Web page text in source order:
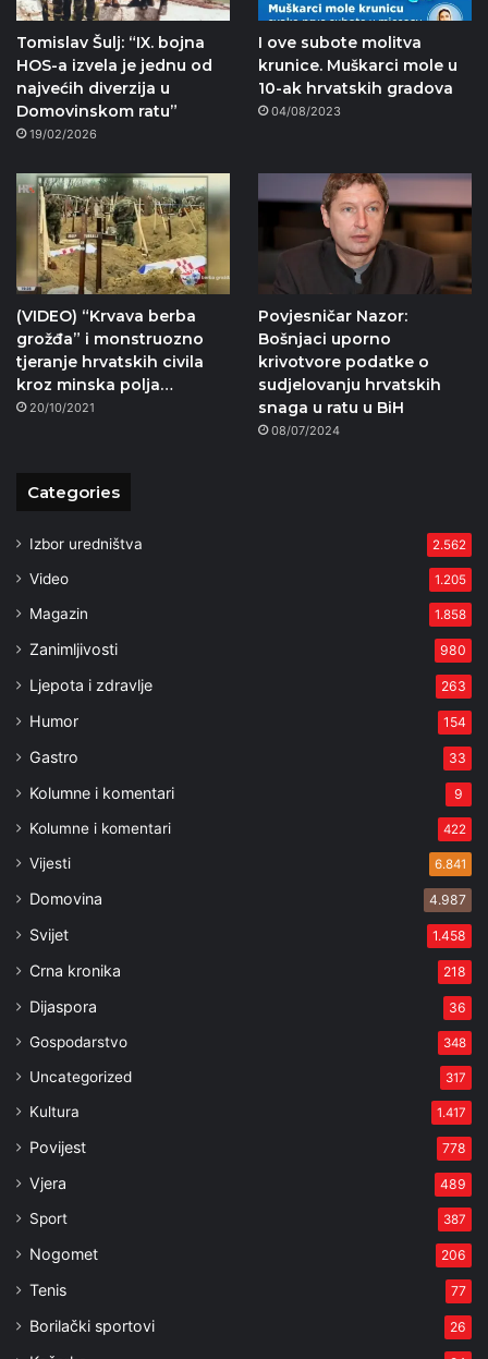
Tomislav Šulj: “IX. bojna
HOS-a izvela je jednu od
najvećih diverzija u
Domovinskom ratu”
19/02/2026
I ove subote molitva
krunice. Muškarci mole u
10-ak hrvatskih gradova
04/08/2023
(VIDEO) “Krvava berba
grožđa” i monstruozno
tjeranje hrvatskih civila
kroz minska polja…
20/10/2021
Povjesničar Nazor:
Bošnjaci uporno
krivotvore podatke o
sudjelovanju hrvatskih
snaga u ratu u BiH
08/07/2024
Categories
Izbor uredništva 2.562
Video 1.205
Magazin 1.858
Zanimljivosti 980
Ljepota i zdravlje 263
Humor 154
Gastro 33
Kolumne i komentari 9
Kolumne i komentari 422
Vijesti 6.841
Domovina 4.987
Svijet 1.458
Crna kronika 218
Dijaspora 36
Gospodarstvo 348
Uncategorized 317
Kultura 1.417
Povijest 778
Vjera 489
Sport 387
Nogomet 206
Tenis 77
Borilački sportovi 26